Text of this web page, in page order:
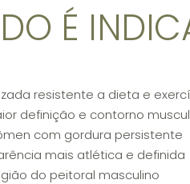
É
resistente a dieta e
definição e contorno
com gordura persistente
mais atlética e definida
do peitoral masculino